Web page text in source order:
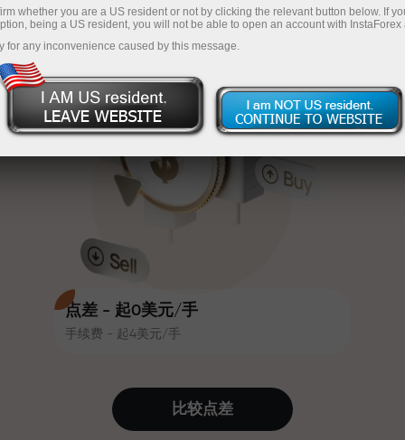
InstaForex
点差 - 起0美元/手
手续费 - 起4美元/手
时可获得高达30%的奖金，并享受
其他促销活动和优惠
赛道速度与交易速度共享相同价值
观。Ales Loprais将刺激与纪律元素
带入交易世界，作为InstaForex合作
伙伴，激励客户实现雄心勃勃的目
值账户即可获得iPhone、MacBook
或梦想旅行
您的专属礼物大奖
充值$333—选择价值高达$1,500的礼物
无风险交易—
我们保证您的利润
最高X1000奖金—市场上最大倍数
比较点差
whether you are a US resident or not by clicking the relevant button below. If
being a US resident, you will not be able to open an account with InstaForex
for any inconvenience caused by this message.